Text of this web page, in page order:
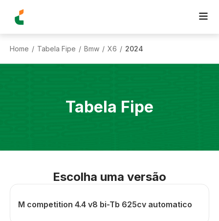
Home / Tabela Fipe / Bmw / X6 / 2024
Tabela Fipe
Escolha uma versão
M competition 4.4 v8 bi-Tb 625cv automatico